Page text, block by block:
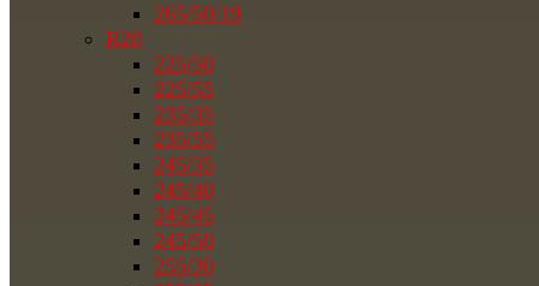
265/50/19
R20
225/50
225/55
235/35
235/55
245/35
245/40
245/45
245/50
255/30